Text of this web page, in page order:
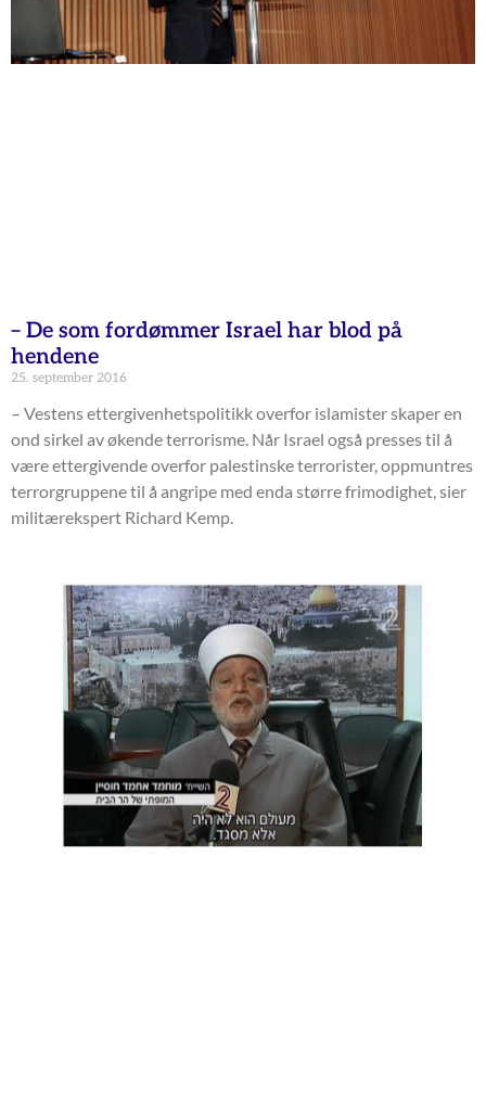
– De som fordømmer Israel har blod på
hendene
25. september 2016
– Vestens ettergivenhetspolitikk overfor islamister skaper en
ond sirkel av økende terrorisme. Når Israel også presses til å
være ettergivende overfor palestinske terrorister, oppmuntres
terrorgruppene til å angripe med enda større frimodighet, sier
militærekspert Richard Kemp.